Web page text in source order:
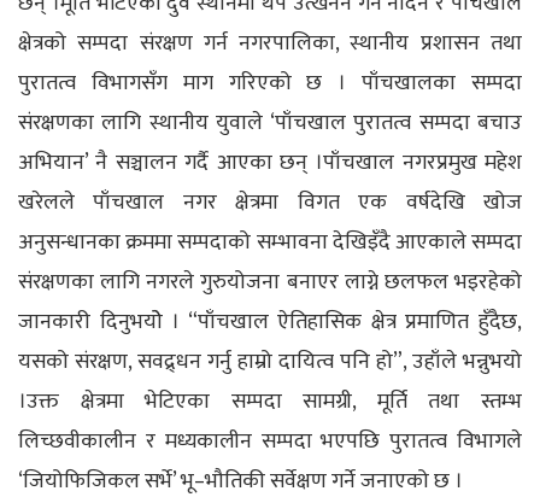
क्षेत्रको सम्पदा संरक्षण गर्न नगरपालिका, स्थानीय प्रशासन तथा
पुरातत्व विभागसँग माग गरिएको छ । पाँचखालका सम्पदा
संरक्षणका लागि स्थानीय युवाले ‘पाँचखाल पुरातत्व सम्पदा बचाउ
अभियान’ नै सञ्चालन गर्दै आएका छन् ।पाँचखाल नगरप्रमुख महेश
खरेलले पाँचखाल नगर क्षेत्रमा विगत एक वर्षदेखि खोज
अनुसन्धानका क्रममा सम्पदाको सम्भावना देखिइँदै आएकाले सम्पदा
संरक्षणका लागि नगरले गुरुयोजना बनाएर लाग्ने छलफल भइरहेको
जानकारी दिनुभयोे । “पाँचखाल ऐतिहासिक क्षेत्र प्रमाणित हुँदैछ,
यसको संरक्षण, सवद्र्धन गर्नु हाम्रो दायित्व पनि हो”, उहाँले भन्नुभयो
।उक्त क्षेत्रमा भेटिएका सम्पदा सामग्री, मूर्ति तथा स्तम्भ
लिच्छवीकालीन र मध्यकालीन सम्पदा भएपछि पुरातत्व विभागले
‘जियोफिजिकल सर्भे’ भू–भौतिकी सर्वेक्षण गर्ने जनाएको छ ।